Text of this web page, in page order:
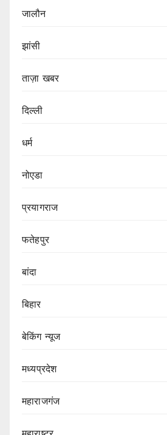
जालौन
झांसी
ताज़ा खबर
दिल्ली
धर्म
नोएडा
प्रयागराज
फतेहपुर
बांदा
बिहार
बेकिंग न्यूज
मध्यप्रदेश
महाराजगंज